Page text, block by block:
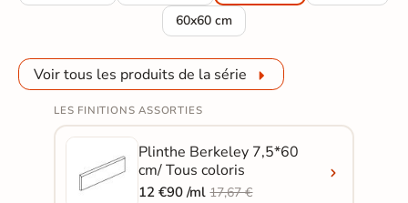
60x60 cm
Carrelage sol moderne Berkeley perle
Voir tous les produits de la série
LES FINITIONS ASSORTIES
Plinthe Berkeley 7,5*60
cm/ Tous coloris
12 €90 /ml17,67 €